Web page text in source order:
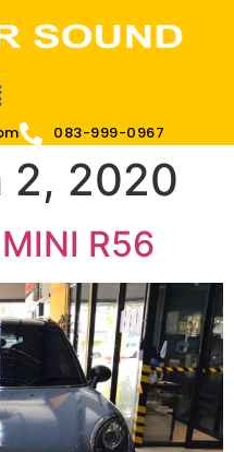
083-999-0967
2, 2020
R56